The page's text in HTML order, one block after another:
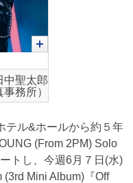
中聖太郎
事務所）
テル&ホールから約５年
(From 2PM) Solo
トし、今週6月７日(水)
Mini Album)『Off